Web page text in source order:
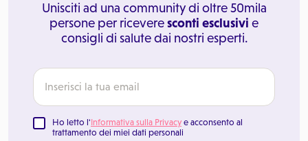
Unisciti ad una community di oltre 50mila
persone per riceveresconti esclusivi e
consigli di salute dai nostri esperti.
Ho letto l'Informativa sulla Privacy e acconsento al
trattamento dei miei dati personali